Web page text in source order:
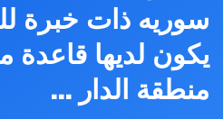
سوريه ذات خبرة
يكون لديها
منطقة الدار ...